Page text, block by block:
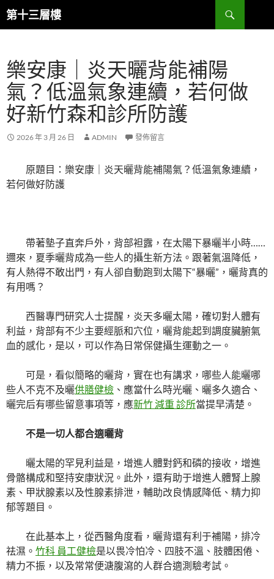
跳
至
內
容
第十三層樓
搜
尋
樂安康｜炎天曬背能補陽
氣？低溫氣象連續，若何做
好新竹森和診所防護
2026 年 3 月 26 日 ADMIN 發佈留言
原題目：樂安康｜炎天曬背能補陽氣？低溫氣象連續，
若何做好防護
帶著墊子直奔戶外，背部袒露，在太陽下暴曬半小時……
邇來，夏季曬背成為一些人的攝生新方法。跟著氣溫降低，
有人熱得不敢出門，有人卻自動跑到太陽下“暴曬”，曬背真的
有用嗎？
西醫專門研究人士提醒，炎天多曬太陽，確切對人體有
利益，背部有不少主要經脈和穴位，曬背能起到調度臟腑氣
血的感化，是以，可以作為日常保健攝生運動之一。
可是，看似簡略的曬背，實在也有講求，哪些人能曬哪
些人不克不及曬供膳健檢 、應當什么時光曬、曬多久適合、
曬完后有哪些留意事項等，應新竹 減重 診所當提早清楚。
不是一切人都合適曬背
曬太陽的罕見利益是，增進人體對鈣和磷的接收，增進
骨骼構成和堅持安康狀況。此外，還有助于增進人體腎上腺
素、甲狀腺素以及性腺素排泄，輔助改良情感降低、精力抑
郁等題目。
在此基本上，從西醫角度看，曬背還有利于補陽，排冷
祛濕。 竹科 員工健檢是以畏冷怕冷、四肢不溫、肢體困倦、
精力不振，以及常常便溏腹瀉的人群合適測驗考試。